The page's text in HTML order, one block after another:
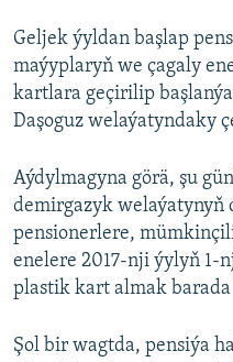
Geljek ýyldan başlap
maýyplaryň we çagaly
kartlara geçirilip
Daşoguz welaýatyndaky
Aýdylmagyna görä, şu
demirgazyk welaýatynyň
pensionerlere,
enelere 2017-nji ýylyň 1-
plastik kart almak
Şol bir wagtda, pensiýa